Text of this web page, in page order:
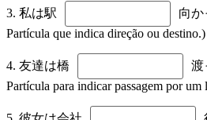
3. 私は駅
向か
Partícula que indica direção ou destino.)
4. 友達は橋
渡
Partícula para indicar passagem por um